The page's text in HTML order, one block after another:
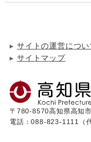
サイトの運営につい
サイトマップ
〒780-8570高知県高知
電話：088-823-1111（